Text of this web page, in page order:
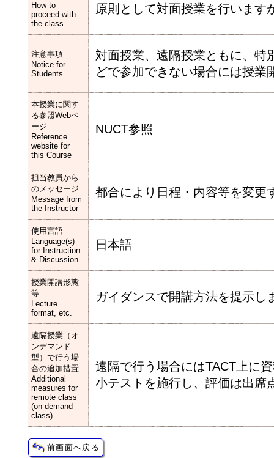
How to
proceed with
the class
原則として対面授業を行います
注意事項
Notice for
Students
対面授業、遠隔授業ともに、特
どで参加できない場合には授
本授業に関す
る参照Webペ
ージ
Reference
website for
this Course
NUCT参照
担当教員から
のメッセージ
Message from
the Instructor
都合により日程・内容等を変更
使用言語
Language(s)
for Instruction
& Discussion
日本語
授業開講形態
等
Lecture
format, etc.
ガイダンスで開講方法を提示し
遠隔授業（オ
ンデマンド
型）で行う場
合の追加措置
Additional
measures for
remote class
(on-demand
class)
遠隔で行う場合にはTACT上に
小テストを施行し、評価は出席